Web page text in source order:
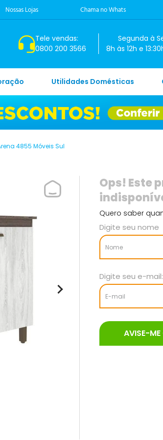
Nossas Lojas Chama no Whats
Tele vendas:
0800 200 3566
Segunda à
8h às 12h e
Utilidades Domésticas
4855 Móveis Sul
Quero saber